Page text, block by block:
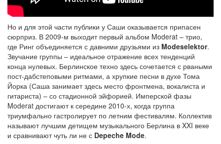
Но и для этой части публики у Саши оказывается припасен
сюрприз. В 2009-м выходит первый альбом Moderat – трио,
где Ринг объединяется с давними друзьями из Modeselektor.
Звучание группы – идеальное отражение всех тенденций
конца нулевых. Берлинское техно здесь сочетается с рваными
пост-дабстеповыми ритмами, а хрупкие песни в духе Тома
Йорка (Саша занимает здесь место фронтмена, вокалиста и
гитариста) – со стадионной эйфорией. Имперской фазы
Moderat достигают к середине 2010-х, когда группа
триумфально гастролирует по летним фестивалям. Коллектив
называют лучшим детищем музыкального Берлина в XXI веке
и сравнивают чуть ли не с Depeche Mode.